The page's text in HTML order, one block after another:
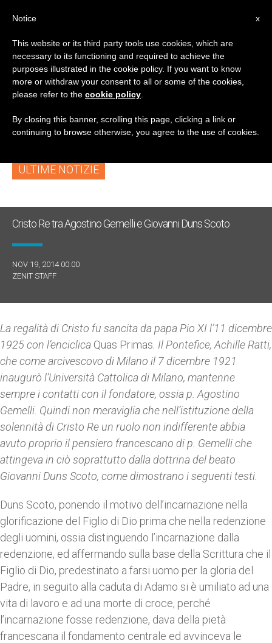
TAG
Posts Tagged
‘solennita’
ULTIME NOTIZIE
Cristo Re tra Agostino Gemelli e Giovanni Duns Scoto
NOV 19, 2014 00:00
ZENIT STAFF
La regalità di Cristo fu sancita da papa Pio XI l’11 dicembre
1925 con l’enciclica Quas Primas . Il Pontefice, Achille Ratti,
che come arcivescovo di Milano il 7 dicembre 1921
inaugurò l’Università Cattolica di Milano, mantenne
sempre i contatti con il fondatore, ossia p. Agostino
Gemelli. Quindi non meraviglia che nell’istituzione della
solennità di Cristo Re un ruolo non indifferente abbia
avuto proprio il pensiero francescano di p. Gemelli che
attingeva in ciò soprattutto dalla dottrina del beato
Giovanni Duns Scoto, come dimostrano i seguenti testi.
Duns Scoto, ponendo il motivo dell’incarnazione nella
glorificazione del Figlio di Dio prima che nella redenzione
degli uomini, ossia distinguendo l’incarnazione dalla
redenzione, ed affermando sulla base della Scrittura che il
Figlio di Dio, predestinato a farsi uomo per la gloria del
Padre, in seguito alla caduta di Adamo si è umiliato ad una
vita di lavoro e ad una morte di croce, perché
l’incarnazione fosse redenzione, dava della pietà
francescana il fondamento centrale ed avvinceva le
x
Notice
This website or its third party tools use cookies, which are
necessary to its functioning and required to achieve the
purposes illustrated in the cookie policy. If you want to know
more or withdraw your consent to all or some of the cookies,
please refer to the cookie policy
By closing this banner, scrolling this page, clicking a link or
continuing to browse otherwise, you agree to the use of cookies.